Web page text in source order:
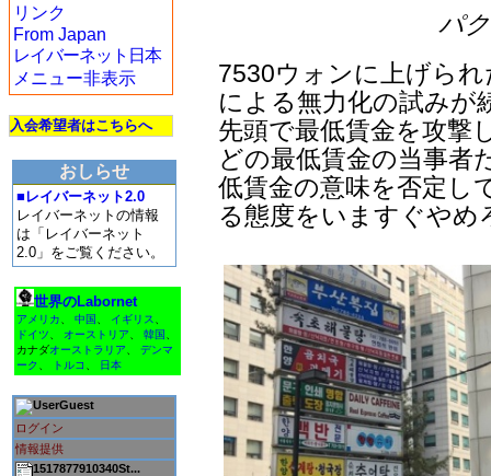
リンク
From Japan
レイバーネット日本
メニュー非表示
入会希望者はこちらへ
おしらせ
■レイバーネット2.0
レイバーネットの情報
は「レイバーネット
2.0」をご覧ください。
世界のLabornet
アメリカ 中国 イギリス
ドイツ
オーストリア 韓国
カナダオーストラリア
デンマ
ーク
トルコ 日本
Guest
ログイン
情報提供
1517877910340St...
パ
7530ウォンに上げら
による無力化の試みが
先頭で最低賃金を攻撃
どの最低賃金の当事者
低賃金の意味を否定し
る態度をいますぐやめ